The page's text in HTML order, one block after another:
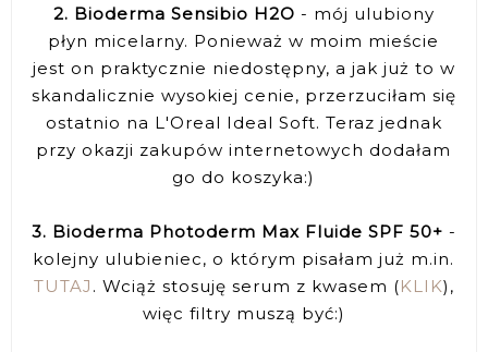
2. Bioderma Sensibio H2O - mój ulubiony
płyn micelarny. Ponieważ w moim mieście
jest on praktycznie niedostępny, a jak już to w
skandalicznie wysokiej cenie, przerzuciłam się
ostatnio na L'Oreal Ideal Soft. Teraz jednak
przy okazji zakupów internetowych dodałam
go do koszyka:)
3. Bioderma Photoderm Max Fluide SPF 50+ -
kolejny ulubieniec, o którym pisałam już m.in.
TUTAJ . Wciąż stosuję serum z kwasem (KLIK),
więc filtry muszą być:)